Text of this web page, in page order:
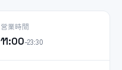
営業時間
11:00–23:30